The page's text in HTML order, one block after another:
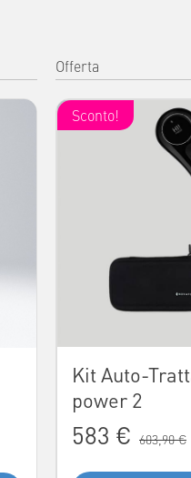
Offerta
Sconto!
Kit Auto-
power 2
583 € 603,90 €